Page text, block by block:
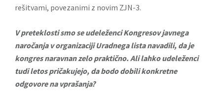
rešitvami, povezanimi z novim ZJN-3.
V preteklosti smo se udeleženci Kongresov javnega
naročanja v organizaciji Uradnega lista navadili, da je
kongres naravnan zelo praktično. Ali lahko udeleženci
tudi letos pričakujejo, da bodo dobili konkretne
odgovore na vprašanja?